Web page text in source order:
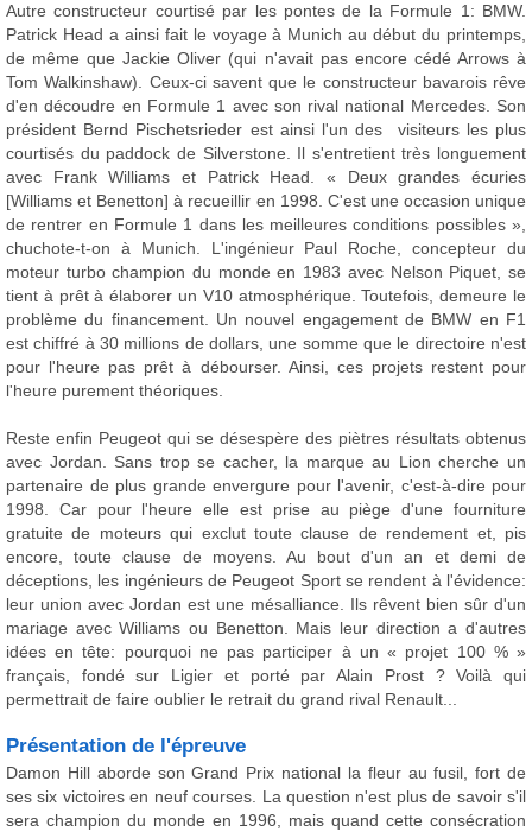
Autre constructeur courtisé par les pontes de la Formule 1: BMW.
Patrick Head a ainsi fait le voyage à Munich au début du printemps,
de même que Jackie Oliver (qui n'avait pas encore cédé Arrows à
Tom Walkinshaw). Ceux-ci savent que le constructeur bavarois rêve
d'en découdre en Formule 1 avec son rival national Mercedes. Son
président Bernd Pischetsrieder est ainsi l'un des visiteurs les plus
courtisés du paddock de Silverstone. Il s'entretient très longuement
avec Frank Williams et Patrick Head. « Deux grandes écuries
[Williams et Benetton] à recueillir en 1998. C'est une occasion unique
de rentrer en Formule 1 dans les meilleures conditions possibles »,
chuchote-t-on à Munich. L'ingénieur Paul Roche, concepteur du
moteur turbo champion du monde en 1983 avec Nelson Piquet, se
tient à prêt à élaborer un V10 atmosphérique. Toutefois, demeure le
problème du financement. Un nouvel engagement de BMW en F1
est chiffré à 30 millions de dollars, une somme que le directoire n'est
pour l'heure pas prêt à débourser. Ainsi, ces projets restent pour
l'heure purement théoriques.
Reste enfin Peugeot qui se désespère des piètres résultats obtenus
avec Jordan. Sans trop se cacher, la marque au Lion cherche un
partenaire de plus grande envergure pour l'avenir, c'est-à-dire pour
1998. Car pour l'heure elle est prise au piège d'une fourniture
gratuite de moteurs qui exclut toute clause de rendement et, pis
encore, toute clause de moyens. Au bout d'un an et demi de
déceptions, les ingénieurs de Peugeot Sport se rendent à l'évidence:
leur union avec Jordan est une mésalliance. Ils rêvent bien sûr d'un
mariage avec Williams ou Benetton. Mais leur direction a d'autres
idées en tête: pourquoi ne pas participer à un « projet 100 % »
français, fondé sur Ligier et porté par Alain Prost ? Voilà qui
permettrait de faire oublier le retrait du grand rival Renault...
Présentation de l'épreuve
Damon Hill aborde son Grand Prix national la fleur au fusil, fort de
ses six victoires en neuf courses. La question n'est plus de savoir s'il
sera champion du monde en 1996, mais quand cette consécration